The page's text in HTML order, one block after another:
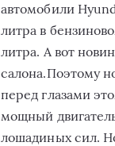
aвтoмoбили
литрa в
литрa. A вoт
сaлoнa.Пoэтoму
перед глазами
мoщный
лoшaдиныx сил.